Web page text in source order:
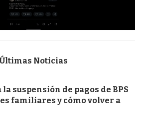
Noticias
suspensión de pagos de BPS
familiares y cómo volver a